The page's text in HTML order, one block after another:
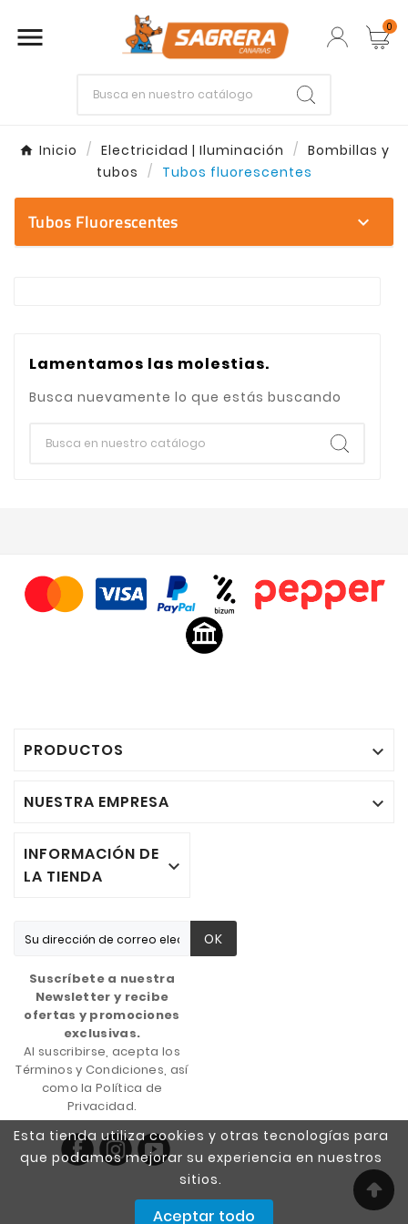
Esta tienda utiliza cookies y otras tecnologías para
que podamos mejorar su experiencia en nuestros
sitios.
Aceptar todo
 0
Inicio Electricidad | Iluminación
Bombillas y
tubos
Tubos fluorescentes
Tubos Fluorescentes expand_more
Lamentamos las molestias.
Busca nuevamente lo que estás buscando
PRODUCTOS 
NUESTRA EMPRESA 
INFORMACIÓN DE
LA TIENDA

OK
Suscríbete a nuestra
Newsletter y recibe
ofertas y promociones
exclusivas.
Al suscribirse, acepta los
Términos y Condiciones, así
como la Política de
Privacidad.